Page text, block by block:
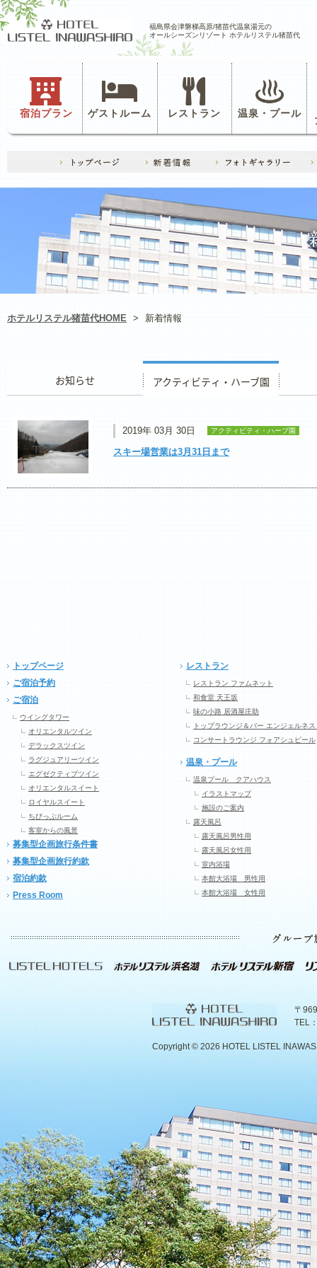
福島県会津磐梯高原/猪苗代温泉湯元の
オールシーズンリゾート ホテルリステル猪苗代
宿泊プラン ゲストルーム レストラン 温泉・プール
ホテルリステル猪苗代HOME > 新着情報
2019年 03月 30日 アクティビティ・ハーブ園
スキー場営業は3月31日まで
トップページ
ご宿泊予約
ご宿泊
ウイングタワー
オリエンタルツイン
デラックスツイン
ラグジュアリーツイン
エグゼクティブツイン
オリエンタルスイート
ロイヤルスイート
ちびっぷルーム
客室からの風景
募集型企画旅行条件書
募集型企画旅行約款
宿泊約款
Press Room
レストラン
レストラン ファムネット
和食堂 天王坂
味の小路 居酒屋庄助
トップラウンジ＆バー エンジェルネス
コンサートラウンジ フォアシュピール
温泉・プール
温泉プール クアハウス
イラストマップ
施設のご案内
露天風呂
露天風呂男性用
露天風呂女性用
室内浴場
本館大浴場 男性用
本館大浴場 女性用
〒
TEL
Copyright © 2026 HOTEL LISTEL